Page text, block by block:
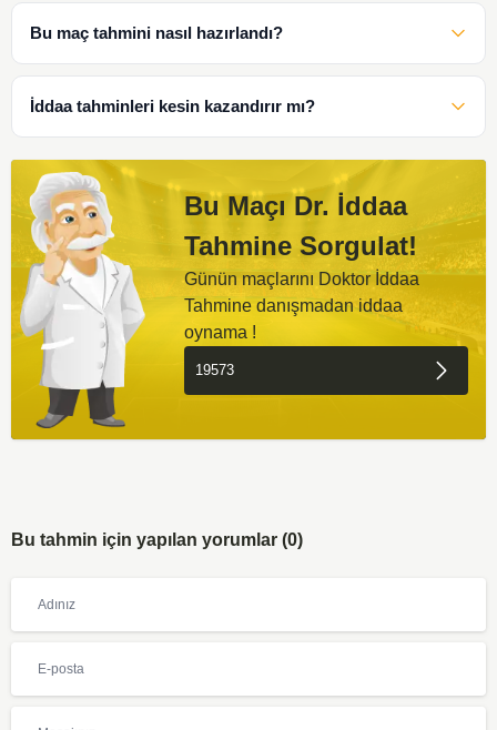
Bu maç tahmini nasıl hazırlandı?
İddaa tahminleri kesin kazandırır mı?
Bu Maçı Dr. İddaa
Tahmine Sorgulat!
Günün maçlarını Doktor İddaa
Tahmine danışmadan iddaa
oynama !
Bu tahmin için yapılan yorumlar (0)